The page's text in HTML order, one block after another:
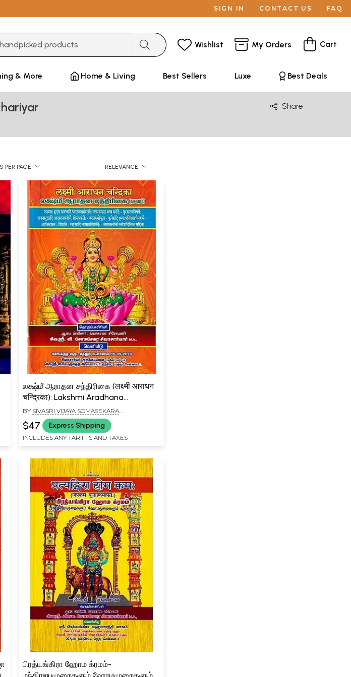
SIGN IN CONTACT US FAQ
Wishlist My Orders Cart
& More Home & Living Best Sellers Luxe Best Deals
Share
PER PAGE RELEVANCE
லக்ஷ்மீ ஆராதன சந்திரிகை (लक्ष्मी आराधन
चन्द्रिका): Lakshmi Aradhana
Chandrika in Tamil
BY SIVASRI VIJAYA SOMASEKARA
SIVACHARIYAR
$47 Express Shipping
INCLUDES ANY TARIFFS AND TAXES
பிரத்யங்கிரா ஹோம க்ரமம்-